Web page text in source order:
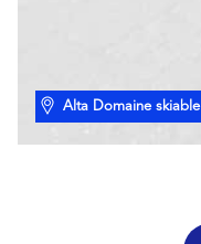
Alta Domaine skiable